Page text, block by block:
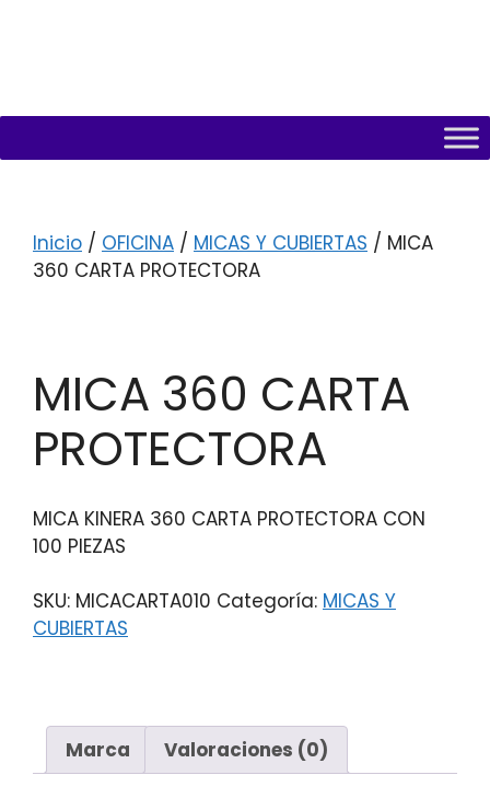
Inicio / OFICINA / MICAS Y CUBIERTAS / MICA
360 CARTA PROTECTORA
MICA 360 CARTA
PROTECTORA
MICA KINERA 360 CARTA PROTECTORA CON
100 PIEZAS
SKU: MICACARTA010 Categoría: MICAS Y
CUBIERTAS
Marca Valoraciones (0)